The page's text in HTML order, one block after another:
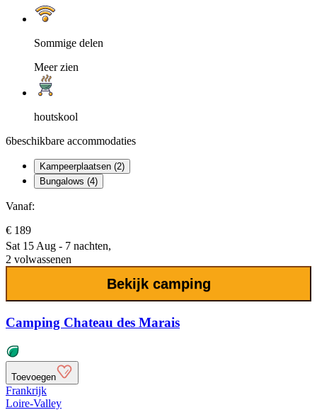
Sommige delen
Meer zien
houtskool
6beschikbare accommodaties
Kampeerplaatsen (2)
Bungalows (4)
Vanaf:
€ 189
Sat 15 Aug - 7 nachten,
2 volwassenen
Bekijk camping
Camping Chateau des Marais
Toevoegen
Frankrijk
Loire-Valley